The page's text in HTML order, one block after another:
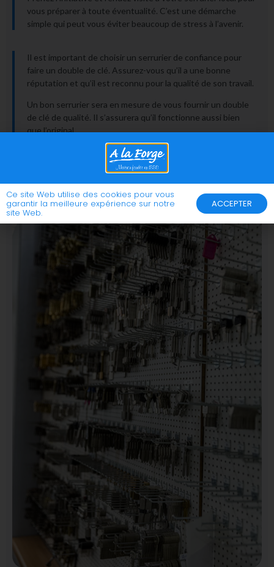
vous préparer à toute éventualité. C’est une démarche
simple qui peut vous éviter beaucoup de stress à l’avenir.
Il est important de choisir un serrurier de confiance pour
faire un double de clé. Assurez-vous qu’il a une bonne
réputation et qu’il est reconnu pour la qualité de son travail.
Un bon serrurier sera en mesure de vous fournir un double
de clé de qualité. Il s’assurera qu’il fonctionne aussi bien
que l’original.
Contactez-nous
Ce site Web utilise des cookies pour vous
garantir la meilleure expérience sur notre
site Web.
ACCEPTER